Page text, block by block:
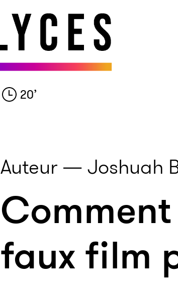
20’
Auteur — Joshuah
faux film